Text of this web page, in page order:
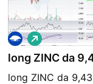
long ZINC da
long ZINC da
L
o
n
g